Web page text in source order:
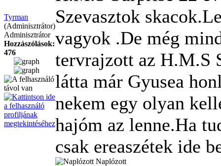
Tyrman
(Adminisztrátor)
Adminisztrátor
Hozzászólások:
476
Szevasztok
vagyok .De még
tervrajzott az H.M.S
látta már Gyusea
nekem egy olyan
hajóm az lenne.Ha
csak ereaszétek ide
Naplózott